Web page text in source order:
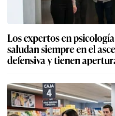
Los expertos en
saludan siempre en el
defensiva y tienen